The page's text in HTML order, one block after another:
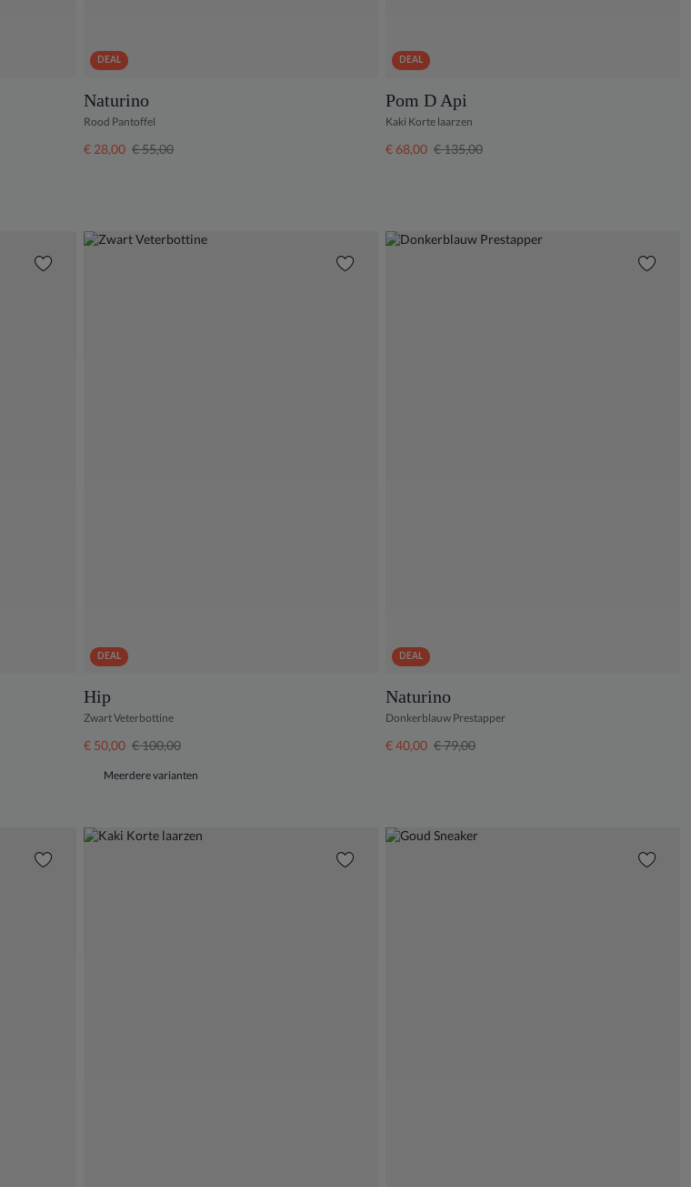
DEAL
Naturino
Rood Pantoffel
€ 28,00 € 55,00
DEAL
Pom D Api
Kaki Korte laarzen
€ 68,00 € 135,00
DEAL
Hip
Zwart Veterbottine
€ 50,00 € 100,00
Meerdere varianten
DEAL
Naturino
Donkerblauw Prestapper
€ 40,00 € 79,00